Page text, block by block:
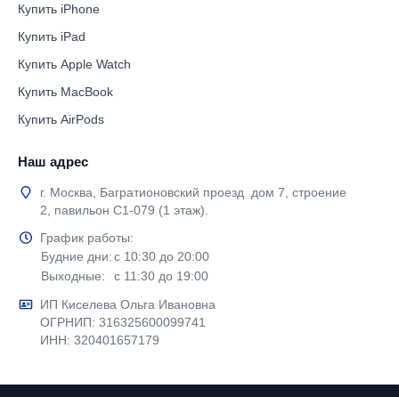
Купить iPhone
Купить iPad
Купить Apple Watch
Купить MacBook
Купить AirPods
Наш адрес
г. Москва, Багратионовский проезд дом 7, строение
2, павильон С1-079 (1 этаж).
График работы:
Будние дни:с 10:30 до 20:00
Выходные:
с 11:30 до 19:00
ИП Киселева Ольга Ивановна
ОГРНИП: 316325600099741
ИНН: 320401657179